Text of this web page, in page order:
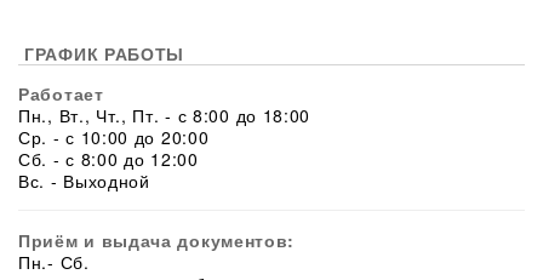
ГРАФИК РАБОТЫ
Работает
Пн., Вт., Чт., Пт. - с 8:00 до 18:00
Ср. - с 10:00 до 20:00
Сб. - с 8:00 до 12:00
Вс. - Выходной
Приём и выдача документов:
Пн.- Сб.